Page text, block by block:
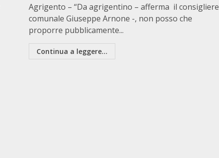
Agrigento – “Da agrigentino – afferma il consigliere
comunale Giuseppe Arnone -, non posso che
proporre pubblicamente...
Continua a leggere...